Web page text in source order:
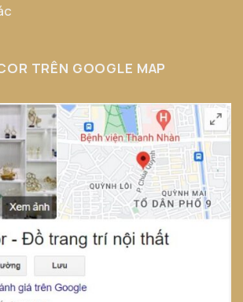
TRÊN GOOGLE MAP